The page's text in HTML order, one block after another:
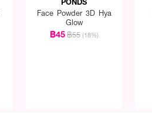
Face Powder 3D Hya
Glow
฿45฿55 (18%)